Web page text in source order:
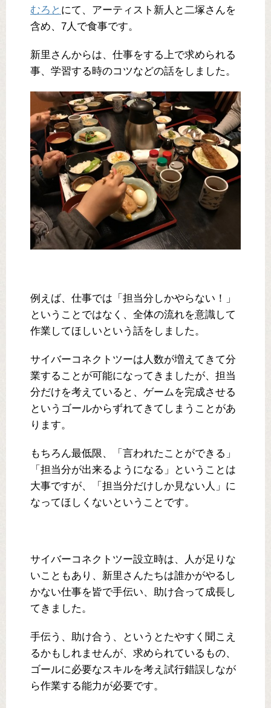
むろと にて、アーティスト新人と二塚さんを
含め、7人で食事です。
新里さんからは、仕事をする上で求められる
事、学習する時のコツなどの話をしました。
例えば、仕事では「担当分しかやらない！」
ということではなく、全体の流れを意識して
作業してほしいという話をしました。
サイバーコネクトツーは人数が増えてきて分
業することが可能になってきましたが、担当
分だけを考えていると、ゲームを完成させる
というゴールからずれてきてしまうことがあ
ります。
もちろん最低限、「言われたことができる」
「担当分が出来るようになる」ということは
大事ですが、「担当分だけしか見ない人」に
なってほしくないということです。
サイバーコネクトツー設立時は、人が足りな
いこともあり、新里さんたちは誰かがやるし
かない仕事を皆で手伝い、助け合って成長し
てきました。
手伝う、助け合う、というとたやすく聞こえ
るかもしれませんが、求められているもの、
ゴールに必要なスキルを考え試行錯誤しなが
ら作業する能力が必要です。